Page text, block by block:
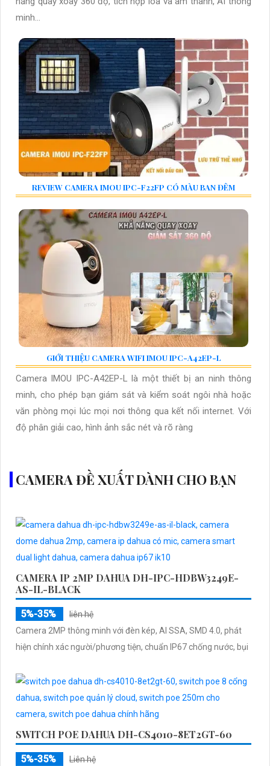
minh...
REVIEW CAMERA IMOU IPC-F22FP CÓ MÀU BAN ĐÊM
GIỚI THIỆU CAMERA WIFI IMOU IPC-A42EP-L
Camera IMOU IPC-A42EP-L là một thiết bị an ninh thông
minh, cho phép bạn giám sát và kiểm soát ngôi nhà hoặc
văn phòng mọi lúc mọi nơi thông qua kết nối internet. Với
độ phân giải cao, hình ảnh sắc nét và rõ ràng
CAMERA ĐỀ XUẤT DÀNH CHO BẠN
CAMERA IP 2MP DAHUA DH-IPC-HDBW3249E-
AS-IL-BLACK
5%-35%
liên hệ
Camera 2MP thông minh với đèn kép, AI SSA, SMD 4.0, phát
hiện chính xác người/phương tiện, chuẩn IP67 chống nước, bụi
SWITCH POE DAHUA DH-CS4010-8ET2GT-60
5%-35%
Liên hệ